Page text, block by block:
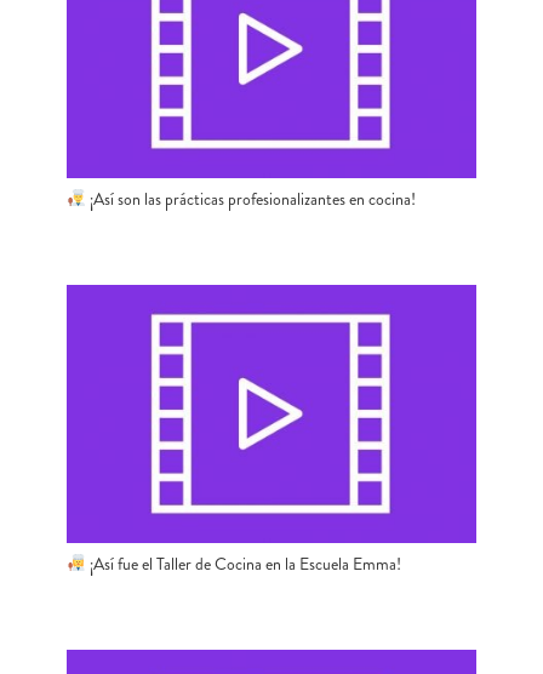
¡Así son las prácticas profesionalizantes en cocina!
¡Así fue el Taller de Cocina en la Escuela Emma!